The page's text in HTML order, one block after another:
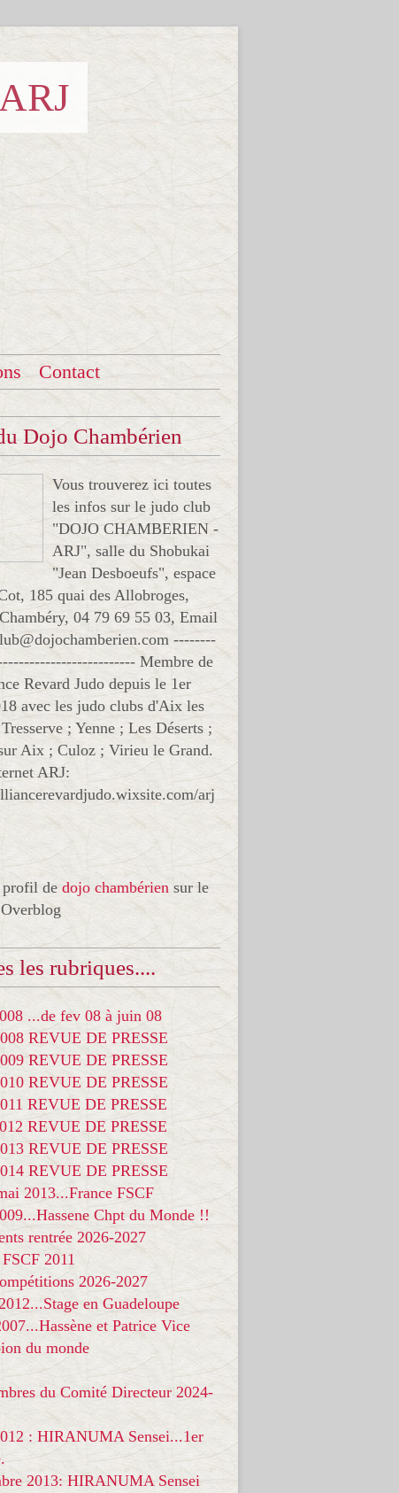
Contact
Dojo Chambérien
Vous trouverez ici toutes
les infos sur le judo club
"DOJO CHAMBERIEN -
ARJ", salle du Shobukai
"Jean Desboeufs", espace
185 quai des Allobroges,
04 79 69 55 03, Email
--------
Membre de
Revard Judo depuis le 1er
avec les judo clubs d'Aix les
; Yenne ; Les Déserts ;
Aix ; Culoz ; Virieu le Grand.
ARJ:
arj
de dojo chambérien sur le
les rubriques....
...de fev 08 à juin 08
REVUE DE PRESSE
REVUE DE PRESSE
REVUE DE PRESSE
REVUE DE PRESSE
REVUE DE PRESSE
REVUE DE PRESSE
REVUE DE PRESSE
2013...France FSCF
Chpt du Monde !!
rentrée 2026-2027
2011
2026-2027
en Guadeloupe
et Patrice Vice
du monde
du Comité Directeur 2024-
: HIRANUMA Sensei...1er
2013: HIRANUMA Sensei